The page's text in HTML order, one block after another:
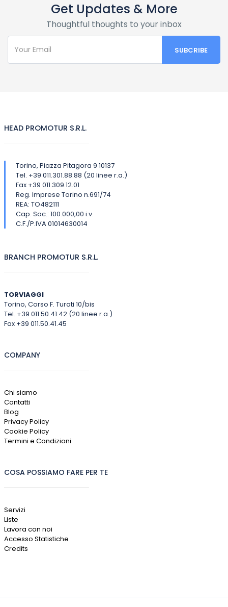
Get Updates & More
Thoughtful thoughts to your inbox
HEAD PROMOTUR S.R.L.
Torino, Piazza Pitagora 9 10137
Tel. +39 011.301.88.88 (20 linee r.a.)
Fax +39 011.309.12.01
Reg. Imprese Torino n.691/74
REA: TO482111
Cap. Soc.: 100.000,00 i.v.
C.F./P.IVA 01014630014
BRANCH PROMOTUR S.R.L.
TORVIAGGI
Torino, Corso F. Turati 10/bis
Tel. +39 011.50.41.42 (20 linee r.a.)
Fax +39 011.50.41.45
COMPANY
Chi siamo
Contatti
Blog
Privacy Policy
Cookie Policy
Termini e Condizioni
COSA POSSIAMO FARE PER TE
Servizi
Liste
Lavora con noi
Accesso Statistiche
Credits